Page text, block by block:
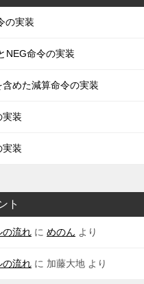
の実装
NEG命令の実装
含めた減算命令の実装
実装
実装
ト
の流れ に めのん より
の流れ に 加藤大地 より